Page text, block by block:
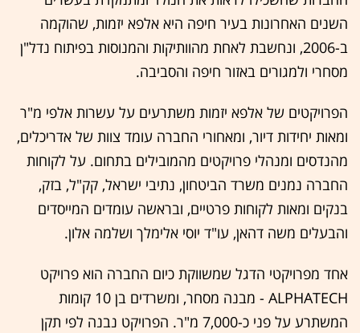
השנים האחרונות בעיר חיפה היא אלפא יזמות, שהוקמה
ב-2006, ונחשבת לאחת מהוותיקות והמנוסות בפיתוח נדל"ן
מסחרי ולמגורים באזור חיפה והסביבה.
הפרויקטים של אלפא יזמות משתרעים על עשרות אלפי מ"ר
ומאות יחידות דיור, ומאחורי החברה עומד צוות של אדריכלים,
מהנדסים ומנהלי פרויקטים מהמובילים בתחום. על לקוחות
החברה נמנים משרד הביטחון, נתיבי ישראל, קק"ל, בזק,
בנקים ומאות לקוחות פרטיים, ובראשה עומדים המייסדים
והבעלים משה דהאן, עו"ד יוסי אלימלך ושלמה אלון.
אחד מפרויקטי הדגל שמשווקת כיום החברה הוא פרויקט
ALPHATECH - מבנה מסחר, ומשרדים בן 10 קומות
המשתרע על פני כ-7,000 מ"ר. הפרויקט נבנה לפי תקן